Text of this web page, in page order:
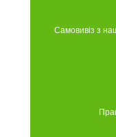
Самовивіз з